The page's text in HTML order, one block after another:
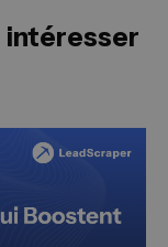
intéresser